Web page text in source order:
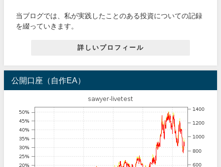
当ブログでは、私が実践したことのある投資についての記録
を綴っていきます。
詳しいプロフィール
公開口座（自作EA）